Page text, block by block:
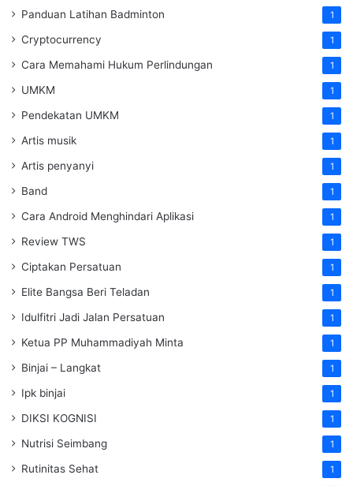
Panduan Latihan Badminton 1
Cryptocurrency 1
Cara Memahami Hukum Perlindungan 1
UMKM 1
Pendekatan UMKM 1
Artis musik 1
Artis penyanyi 1
Band 1
Cara Android Menghindari Aplikasi 1
Review TWS 1
Ciptakan Persatuan 1
Elite Bangsa Beri Teladan 1
Idulfitri Jadi Jalan Persatuan 1
Ketua PP Muhammadiyah Minta 1
Binjai – Langkat 1
Ipk binjai 1
DIKSI KOGNISI 1
Nutrisi Seimbang 1
Rutinitas Sehat 1